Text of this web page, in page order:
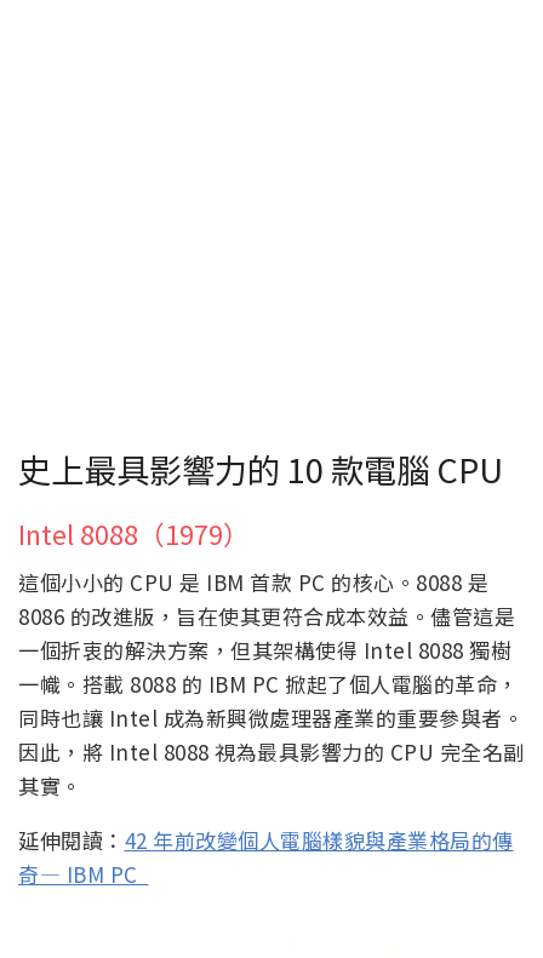
史上最具影響力的 10 款電腦 CPU
Intel 8088（1979）
這個小小的 CPU 是 IBM 首款 PC 的核心。8088 是
8086 的改進版，旨在使其更符合成本效益。儘管這是
一個折衷的解決方案，但其架構使得 Intel 8088 獨樹
一幟。搭載 8088 的 IBM PC 掀起了個人電腦的革命，
同時也讓 Intel 成為新興微處理器產業的重要參與者。
因此，將 Intel 8088 視為最具影響力的 CPU 完全名副
其實。
延伸閱讀： 42 年前改變個人電腦樣貌與產業格局的傳
奇— IBM PC